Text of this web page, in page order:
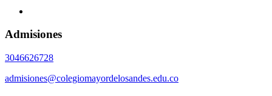
Admisiones
3046626728
admisiones@colegiomayordelosandes.edu.co